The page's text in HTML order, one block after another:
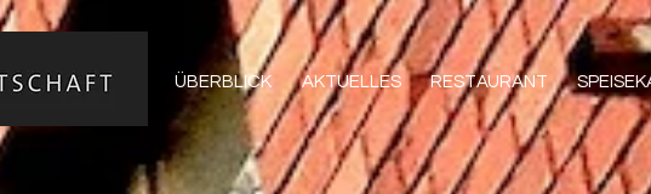
ÜBERBLICK AKTUELLES RESTAURANT